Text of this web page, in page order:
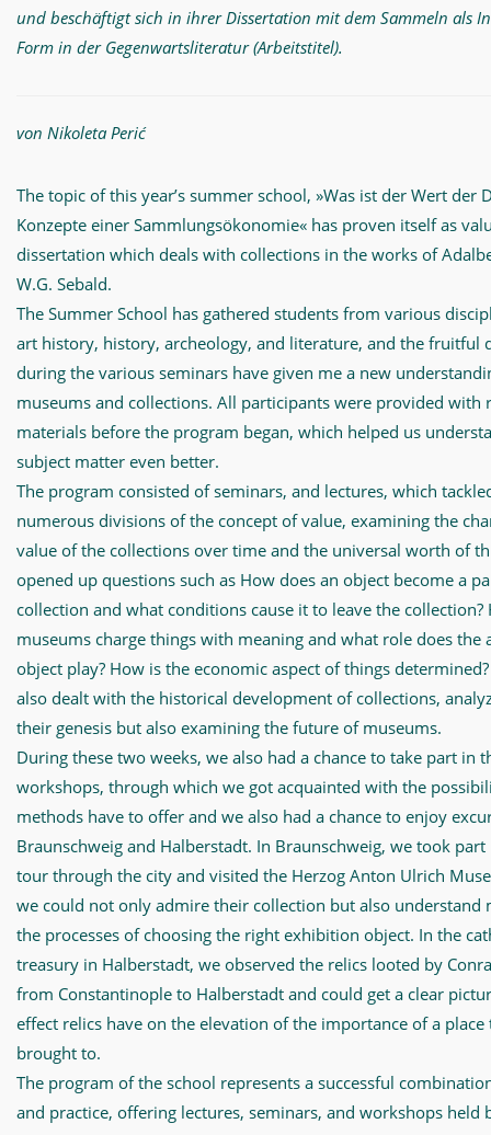
und beschäftigt sich in ihrer Dissertation mit dem Sammeln als
Form in der Gegenwartsliteratur (Arbeitstitel).
von Nikoleta Perić
The topic of this year’s summer school, »Was ist der Wert der
Konzepte einer Sammlungsökonomie« has proven itself as
dissertation which deals with collections in the works of
W.G. Sebald.
The Summer School has gathered students from various
art history, history, archeology, and literature, and the fruitful
during the various seminars have given me a new
museums and collections. All participants were provided with
materials before the program began, which helped us
subject matter even better.
The program consisted of seminars, and lectures, which
numerous divisions of the concept of value, examining the
value of the collections over time and the universal worth of
opened up questions such as How does an object become a
collection and what conditions cause it to leave the collection?
museums charge things with meaning and what role does the
object play? How is the economic aspect of things
also dealt with the historical development of collections,
their genesis but also examining the future of museums.
During these two weeks, we also had a chance to take part in
workshops, through which we got acquainted with the
methods have to offer and we also had a chance to enjoy
Braunschweig and Halberstadt. In Braunschweig, we took part
tour through the city and visited the Herzog Anton Ulrich
we could not only admire their collection but also understand
the processes of choosing the right exhibition object. In the
treasury in Halberstadt, we observed the relics looted by
from Constantinople to Halberstadt and could get a clear
effect relics have on the elevation of the importance of a place
brought to.
The program of the school represents a successful
and practice, offering lectures, seminars, and workshops held